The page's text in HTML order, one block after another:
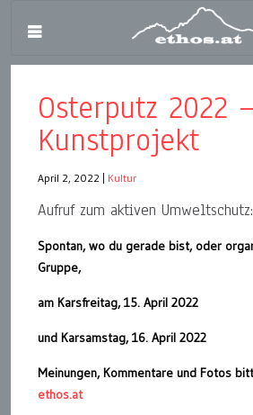
Osterputz 2022
Kunstprojekt
April 2, 2022 Kultur
Aufruf zum aktiven
Spontan, wo du gerade bist, oder
Gruppe,
am Karsfreitag, 15. April 2022
und Karsamstag, 16. April 2022
Meinungen, Kommentare und Fotos
ethos.at